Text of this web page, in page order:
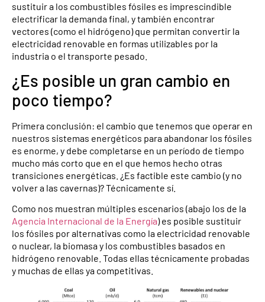
sustituir a los combustibles fósiles es imprescindible
electrificar la demanda final, y también encontrar
vectores (como el hidrógeno) que permitan convertir la
electricidad renovable en formas utilizables por la
industria o el transporte pesado.
¿Es posible un gran cambio en
poco tiempo?
Primera conclusión: el cambio que tenemos que operar en
nuestros sistemas energéticos para abandonar los fósiles
es enorme, y debe completarse en un período de tiempo
mucho más corto que en el que hemos hecho otras
transiciones energéticas. ¿Es factible este cambio (y no
volver a las cavernas)? Técnicamente sí.
Como nos muestran múltiples escenarios (abajo los de la
Agencia Internacional de la Energía) es posible sustituir
los fósiles por alternativas como la electricidad renovable
o nuclear, la biomasa y los combustibles basados en
hidrógeno renovable. Todas ellas técnicamente probadas
y muchas de ellas ya competitivas.